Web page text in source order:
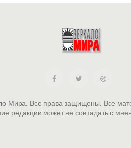
Мира. Все права защищены. Все
редакции может не совпадать с